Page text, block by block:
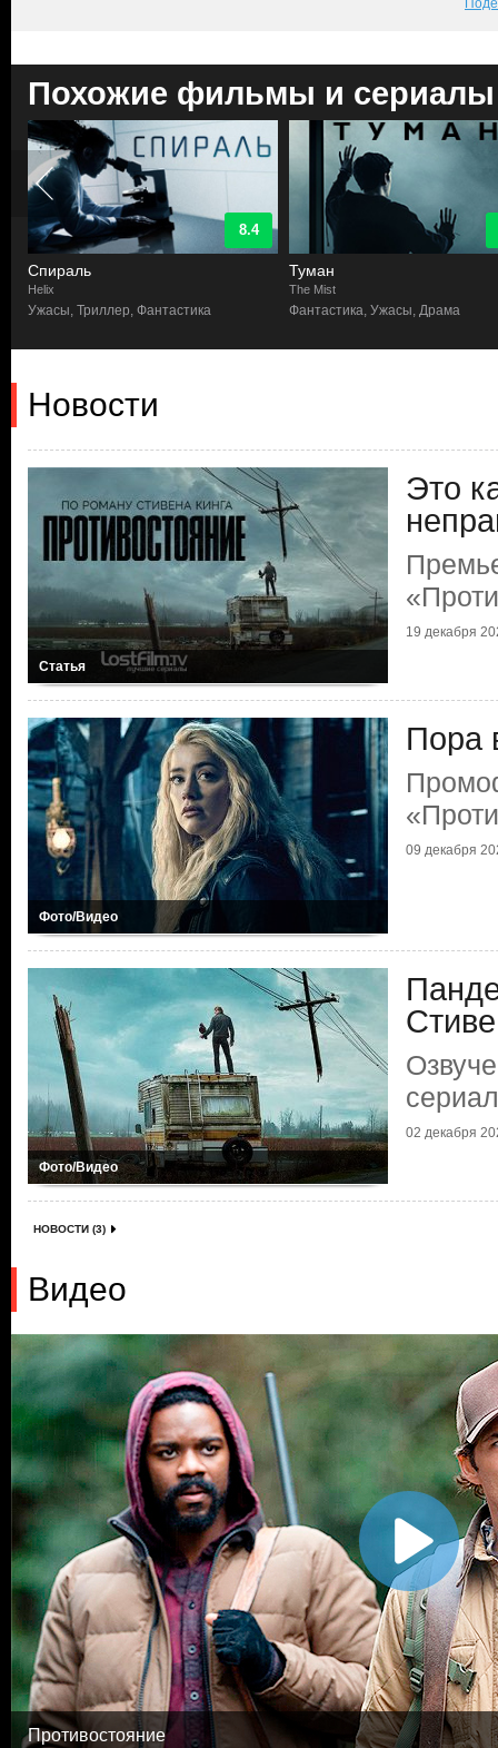
Похожие фильмы и сериалы
8.4
Спираль
Helix
Ужасы, Триллер, Фантастика
Туман
The Mist
Фантастика, Ужасы, Драма
Новости
Статья
Это
19 декабря
Фото/Видео
Пора
09 декабря
Фото/Видео
02 декабря
НОВОСТИ (3)
Видео
Противостояние